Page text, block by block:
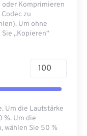
oder Komprimieren
zu
Um ohne
„Kopieren“
Um die Lautstärke
%. Um die
wählen Sie 50 %